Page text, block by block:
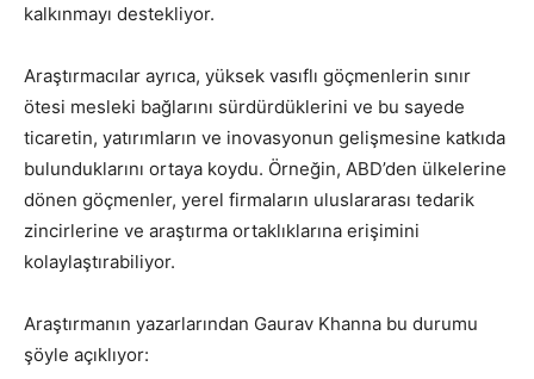
kalkınmayı destekliyor.
Araştırmacılar ayrıca, yüksek vasıflı göçmenlerin sınır
ötesi mesleki bağlarını sürdürdüklerini ve bu sayede
ticaretin, yatırımların ve inovasyonun gelişmesine katkıda
bulunduklarını ortaya koydu. Örneğin, ABD’den ülkelerine
dönen göçmenler, yerel firmaların uluslararası tedarik
zincirlerine ve araştırma ortaklıklarına erişimini
kolaylaştırabiliyor.
Araştırmanın yazarlarından Gaurav Khanna bu durumu
şöyle açıklıyor: